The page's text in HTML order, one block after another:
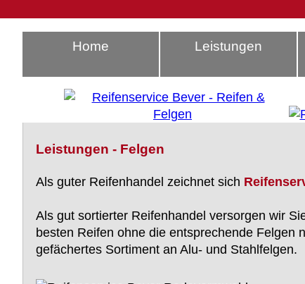
Home Leistungen
Leistungen - Felgen
Als guter Reifenhandel zeichnet sich
Als gut sortierter Reifenhandel versorgen wir
besten Reifen ohne die entsprechende Felgen
gefächertes Sortiment an Alu- und Stahlfelgen.